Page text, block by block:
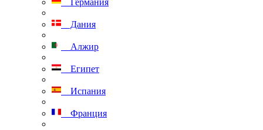
Германия
Дания
Алжир
Египет
Испания
Франция